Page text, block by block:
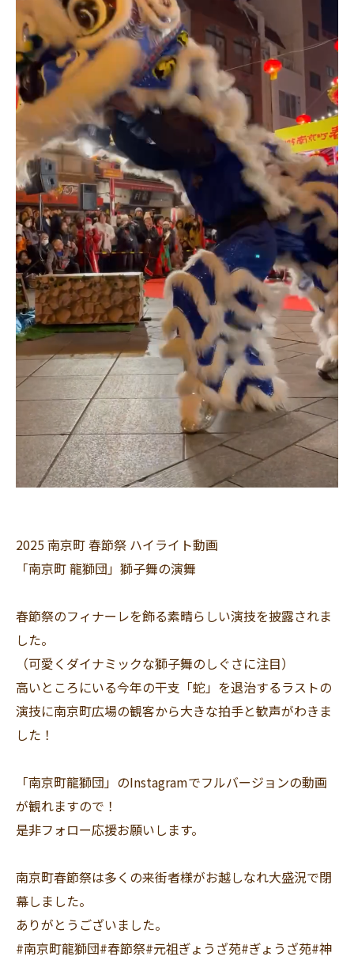
2025 南京町 春節祭 ハイライト動画
「南京町 龍獅団」獅子舞の演舞
春節祭のフィナーレを飾る素晴らしい演技を披露されま
した。
（可愛くダイナミックな獅子舞のしぐさに注目）
高いところにいる今年の干支「蛇」を退治するラストの
演技に南京町広場の観客から大きな拍手と歓声がわきま
した！
「南京町龍獅団」のInstagramでフルバージョンの動画
が観れますので！
是非フォロー応援お願いします。
南京町春節祭は多くの来街者様がお越しなれ大盛況で閉
幕しました。
ありがとうございました。
#南京町龍獅団#春節祭#元祖ぎょうざ苑#ぎょうざ苑#神